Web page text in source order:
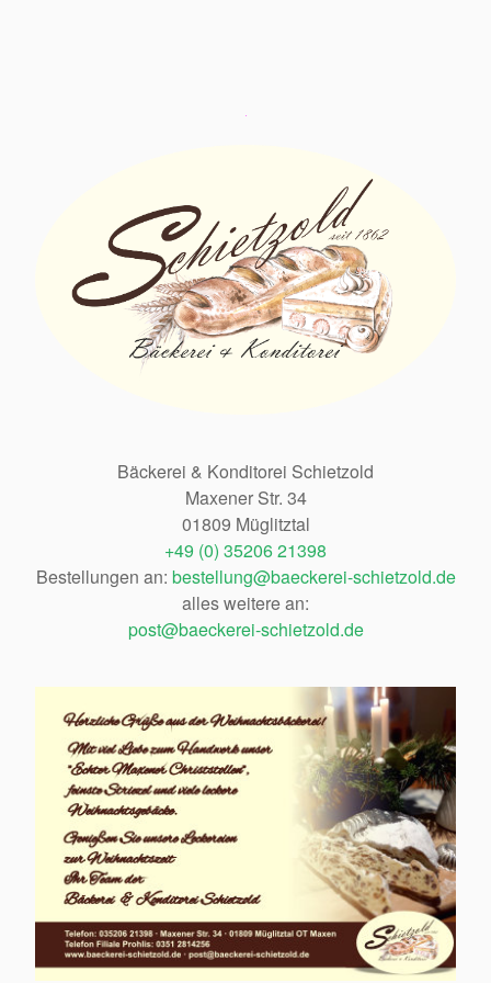
Bäckerei & Konditorei Schietzold
Maxener Str. 34
01809 Müglitztal
+49 (0) 35206 21398
Bestellungen an: bestellung@baeckerei-schietzold.de
alles weitere an:
post@baeckerei-schietzold.de